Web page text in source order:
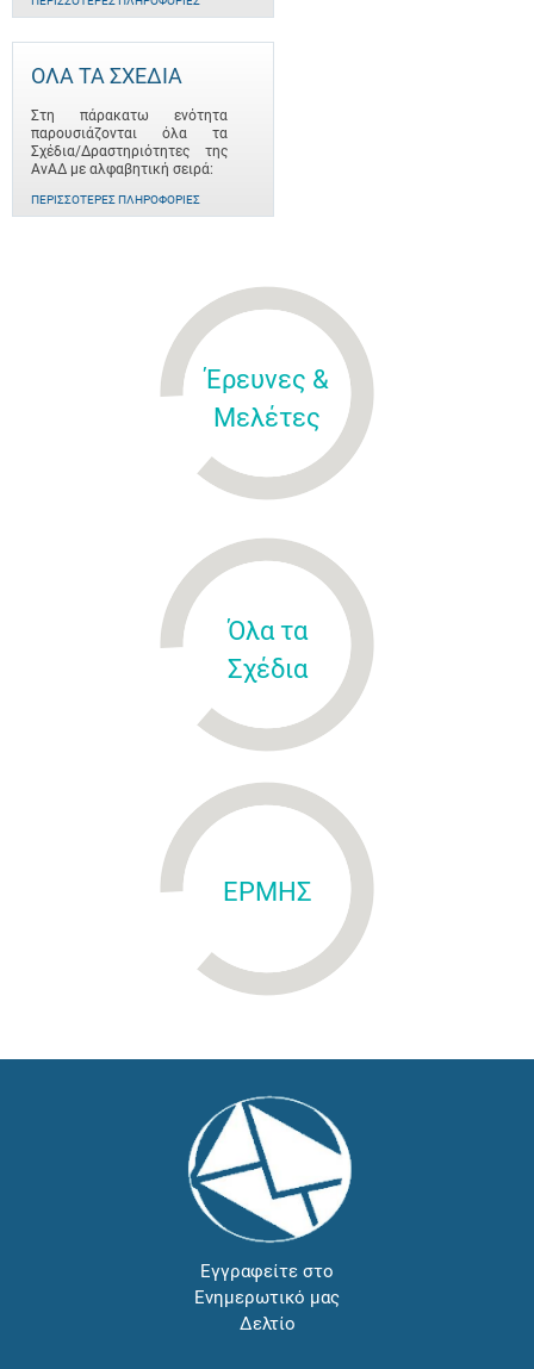
ΟΛΑ ΤΑ ΣΧΕΔΙΑ
Στη πάρακατω ενότητα
παρουσιάζονται όλα τα
Σχέδια/Δραστηριότητες της
ΑνΑΔ με αλφαβητική σειρά:
ΠΕΡΙΣΣΌΤΕΡΕΣ ΠΛΗΡΟΦΟΡΊΕΣ
Έρευνες &
Μελέτες
Όλα τα
Σχέδια
ΕΡΜΗΣ
Εγγραφείτε στο
Ενημερωτικό μας
Δελτίο